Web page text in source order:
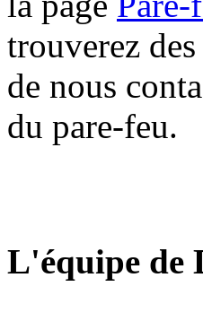
trouverez
de nous
du pare-feu.
L'équipe de